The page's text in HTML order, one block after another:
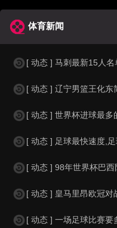
体育新闻
[ 动态 ] 马刺最新15人
[ 动态 ] 辽宁男篮王化东简
[ 动态 ] 世界杯进球最多的球员
[ 动态 ] 足球最快速度,足球前锋在
[ 动态 ] 98年世界杯巴西队
[ 动态 ] 皇马里昂欧冠对战记
[ 动态 ] 一场足球比赛要